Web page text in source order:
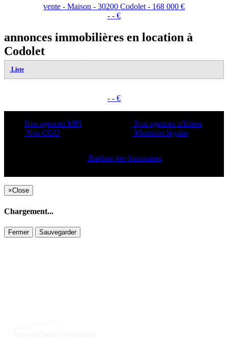
vente - Maison - 30200 Codolet - 168 000 €
- - €
annonces immobilières en location à
Codolet
Liste
- - €
Nos agences MPI
Nos CGU
Nos agences affiliées
Mentions légales
Barême des honoraires
×Close
Chargement...
Fermer Sauvegarder